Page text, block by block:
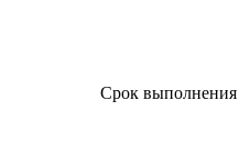
Срок выполнения